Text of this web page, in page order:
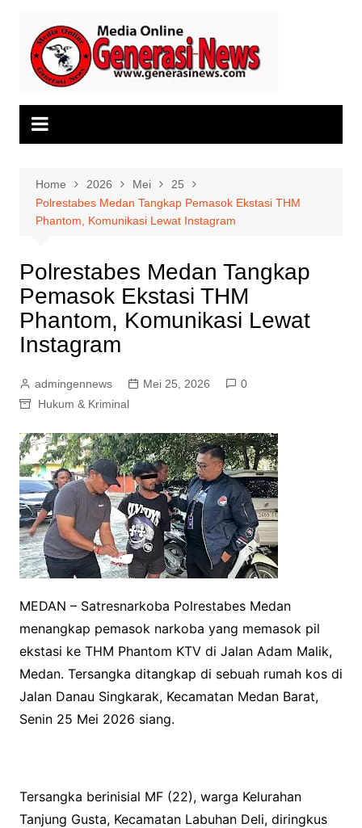
content
Home 2026 Mei
25
Polrestabes Medan Tangkap Pemasok Ekstasi THM
Phantom, Komunikasi Lewat Instagram
Polrestabes Medan Tangkap
Pemasok Ekstasi THM
Phantom, Komunikasi Lewat
Instagram
admingennews Mei 25, 2026
0
Hukum & Kriminal
MEDAN – Satresnarkoba Polrestabes Medan
menangkap pemasok narkoba yang memasok pil
ekstasi ke THM Phantom KTV di Jalan Adam Malik,
Medan. Tersangka ditangkap di sebuah rumah kos di
Jalan Danau Singkarak, Kecamatan Medan Barat,
Senin 25 Mei 2026 siang.
Tersangka berinisial MF (22), warga Kelurahan
Tanjung Gusta, Kecamatan Labuhan Deli, diringkus